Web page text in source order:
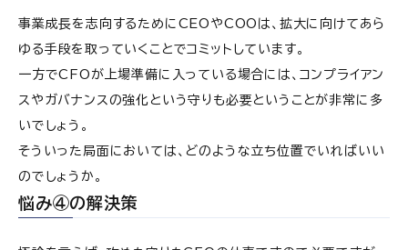
事業成長を志向するためにCEOやCOOは、拡大に向けてあら
ゆる手段を取っていくことでコミットしています。
一方でCFOが上場準備に入っている場合には、コンプライアン
スやガバナンスの強化という守りも必要ということが非常に多
いでしょう。
そういった局面においては、どのような立ち位置でいればいい
のでしょうか。
悩み④の解決策